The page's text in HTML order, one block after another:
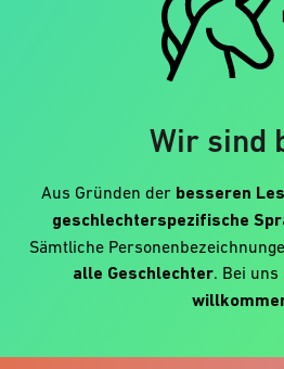
Wir sind
Aus Gründen der besseren
geschlechterspezifische
Sämtliche
alle Geschlechter. Bei uns